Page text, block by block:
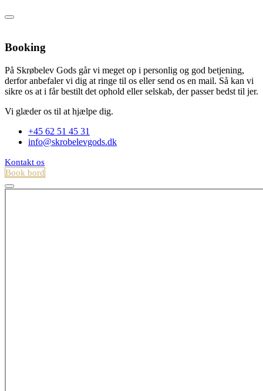
Booking
På Skrøbelev Gods går vi meget op i personlig og god betjening,
derfor anbefaler vi dig at ringe til os eller send os en mail. Så kan vi
sikre os at i får bestilt det ophold eller selskab, der passer bedst til jer.
Vi glæder os til at hjælpe dig.
+45 62 51 45 31
info@skrobelevgods.dk
Kontakt os
Book bord